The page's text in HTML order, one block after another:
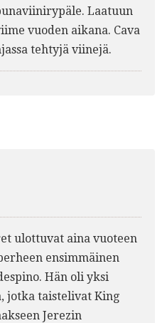
Laatuun
vuoden aikana. Cava
tehtyjä viinejä.
ulottuvat aina vuoteen
ensimmäinen
Hän oli yksi
jotka taistelivat King
Jerezin